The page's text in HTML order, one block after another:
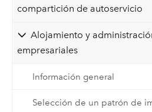
compartición de autoservicio
Alojamiento y
empresariales
Información general
Selección de un patrón de